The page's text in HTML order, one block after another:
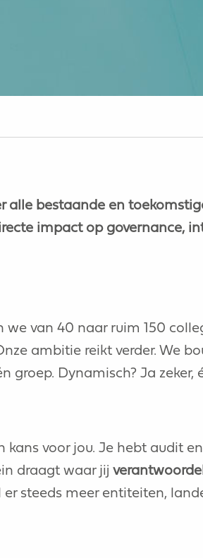
alle bestaande en
impact op governance,
van 40 naar ruim 150
ambitie reikt verder. We
Dynamisch? Ja zeker,
kans voor jou. Je hebt audit
draagt waar jij
steeds meer entiteiten,